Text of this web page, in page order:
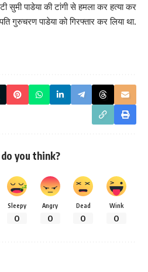
सुमी पाडेया की टांगी से हमला कर हत्या कर
गुरुचरण पाडेया को गिरफ्तार कर लिया था.
you think?
Sleepy
0
Angry
0
Dead
0
Wink
0